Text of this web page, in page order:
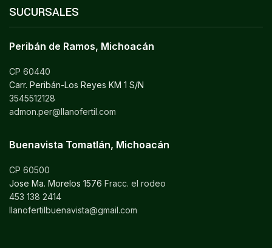
SUCURSALES
Peribán de Ramos, Michoacán
CP 60440
Carr. Peribán-Los Reyes KM 1 S/N
3545512128
admon.per@llanofertil.com
Buenavista Tomatlán, Michoacán
CP 60500
Jose Ma. Morelos 1576 Fracc. el rodeo
453 138 2414
llanofertilbuenavista@gmail.com